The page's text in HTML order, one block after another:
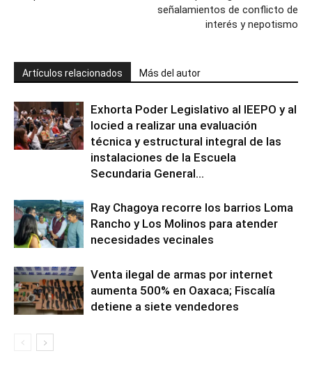
señalamientos de conflicto de
interés y nepotismo
Artículos relacionados Más del autor
Exhorta Poder Legislativo al IEEPO y al
Iocied a realizar una evaluación
técnica y estructural integral de las
instalaciones de la Escuela
Secundaria General...
Ray Chagoya recorre los barrios Loma
Rancho y Los Molinos para atender
necesidades vecinales
Venta ilegal de armas por internet
aumenta 500% en Oaxaca; Fiscalía
detiene a siete vendedores